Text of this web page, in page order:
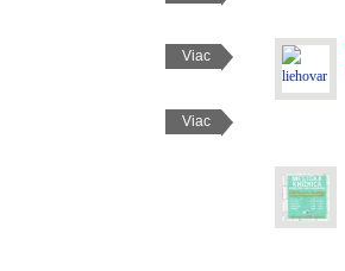
Viac
Viac